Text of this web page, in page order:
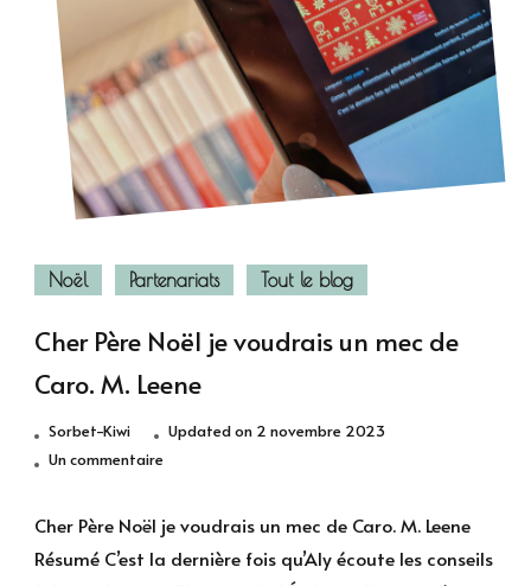
Noël Partenariats Tout le blog
Cher Père Noël je voudrais un mec de
Caro. M. Leene
Sorbet-Kiwi Updated on 2 novembre 2023
Un commentairesur
Père
Noël
je
Cher Père Noël je voudrais un mec de Caro. M. Leene
Résumé C’est la dernière fois qu’Aly écoute les conseils